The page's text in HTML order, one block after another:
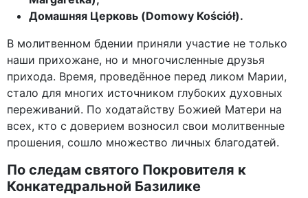
Домашняя Церковь (Domowy Kościół).
В молитвенном бдении приняли участие не только
наши прихожане, но и многочисленные друзья
прихода. Время, проведённое перед ликом Марии,
стало для многих источником глубоких духовных
переживаний. По ходатайству Божией Матери на
всех, кто с доверием возносил свои молитвенные
прошения, сошло множество личных благодатей.
По следам святого Покровителя к
Конкатедральной Базилике